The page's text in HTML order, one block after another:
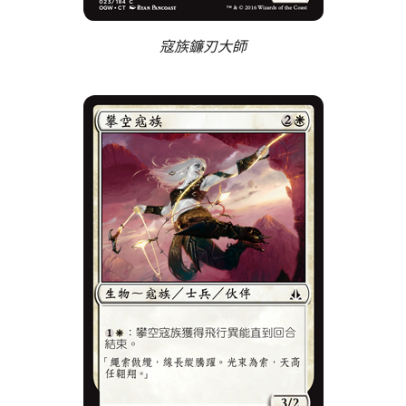
寇族鐮刃大師